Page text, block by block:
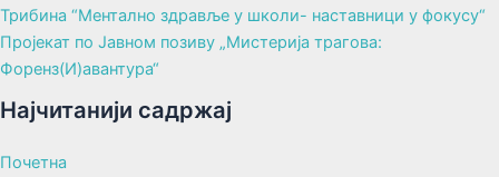
Трибина “Ментално здравље у школи- наставници у фокусу“
Пројекат по Јавном позиву „Мистерија трагова:
Форенз(И)авантура“
Најчитанији садржај
Почетна